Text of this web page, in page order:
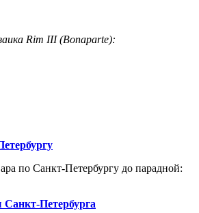
Rim III (Bonaparte):
по Санкт-Петербургу до парадной:
Санкт-Петербурга